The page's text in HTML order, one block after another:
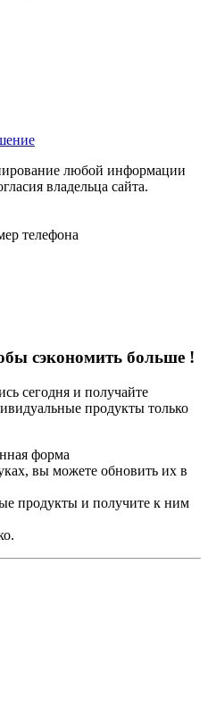
любой информации
владельца сайта.
телефона
сэкономить больше !
сегодня и получайте
продукты только
форма
вы можете обновить их в
продукты и получите к ним